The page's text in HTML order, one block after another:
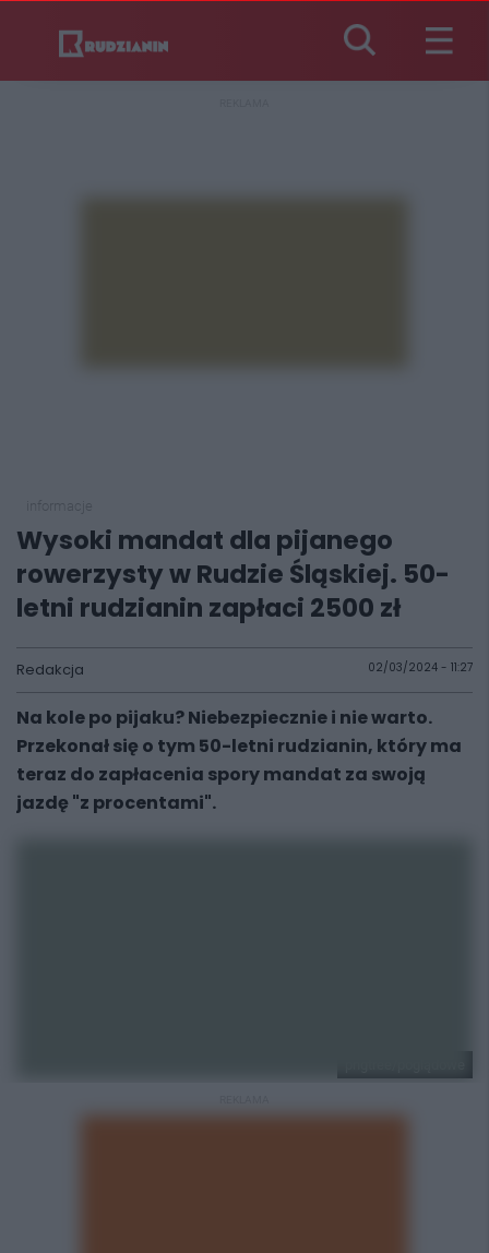
Wysoki mandat dla pijanego
rowerzysty w Rudzie Śląskiej. 50-
letni rudzianin zapłaci 2500 zł
Redakcja 02/03/2024 - 11:27
Na kole po pijaku? Niebezpiecznie i nie warto.
Przekonał się o tym 50-letni rudzianin, który ma
teraz do zapłacenia spory mandat za swoją
jazdę "z procentami".